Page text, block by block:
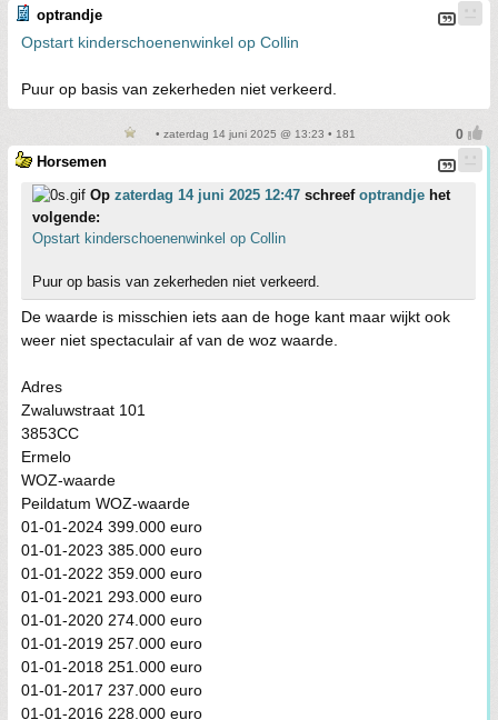
optrandje
Opstart kinderschoenenwinkel op Collin
Puur op basis van zekerheden niet verkeerd.
• zaterdag 14 juni 2025 @ 13:23 • 181
Horsemen
Op zaterdag 14 juni 2025 12:47 schreef optrandje het
volgende:
Opstart kinderschoenenwinkel op Collin
Puur op basis van zekerheden niet verkeerd.
De waarde is misschien iets aan de hoge kant maar wijkt ook
weer niet spectaculair af van de woz waarde.
Adres
Zwaluwstraat 101
3853CC
Ermelo
WOZ-waarde
Peildatum WOZ-waarde
01-01-2024 399.000 euro
01-01-2023 385.000 euro
01-01-2022 359.000 euro
01-01-2021 293.000 euro
01-01-2020 274.000 euro
01-01-2019 257.000 euro
01-01-2018 251.000 euro
01-01-2017 237.000 euro
01-01-2016 228.000 euro